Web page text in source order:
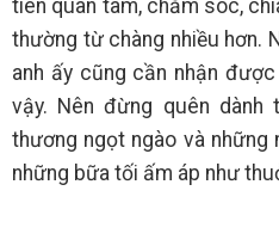
tiên quan tâm, chăm sóc,
thường từ chàng nhiều hơn.
anh ấy cũng cần nhận
vậy. Nên đừng quên dành
thương ngọt ngào và những
những bữa tối ấm áp như